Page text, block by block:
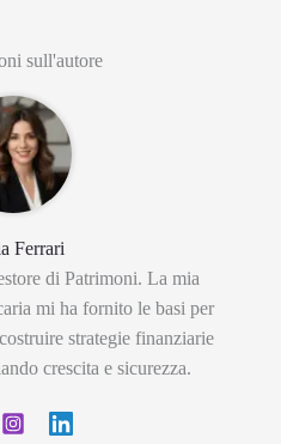
sull'autore
Ferrari
di Patrimoni. La mia
mi ha fornito le basi per
strategie finanziarie
crescita e sicurezza.